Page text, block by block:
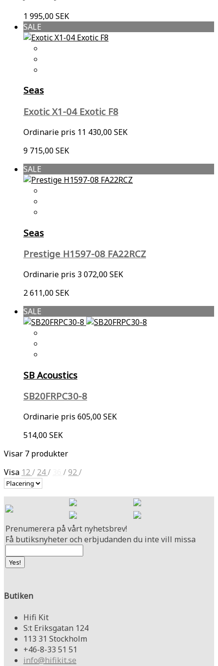
1 995,00 SEK
SALE
Seas
Exotic X1-04 Exotic F8
Ordinarie pris 11 430,00 SEK
9 715,00 SEK
SALE
Seas
Prestige H1597-08 FA22RCZ
Ordinarie pris 3 072,00 SEK
2 611,00 SEK
SALE
SB Acoustics
SB20FRPC30-8
Ordinarie pris 605,00 SEK
514,00 SEK
Visar 7 produkter
Visa 12/ 24/ /92/
Prenumerera på vårt nyhetsbrev!
Få butiksnyheter och erbjudanden du inte vill missa
Butiken
Hifi Kit
S:t Eriksgatan 124
113 31 Stockholm
+46-8-33 51 51
info@hifikit.se